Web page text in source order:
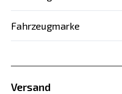
Fahrzeugmarke
Versand